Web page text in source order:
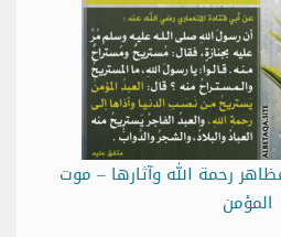
رحمة الله وآثارها – موت
المؤمن